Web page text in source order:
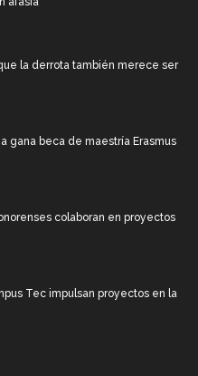
la derrota también merece ser
gana beca de maestría Erasmus
colaboran en proyectos
Tec impulsan proyectos en la